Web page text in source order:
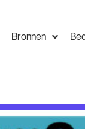
Bronnen